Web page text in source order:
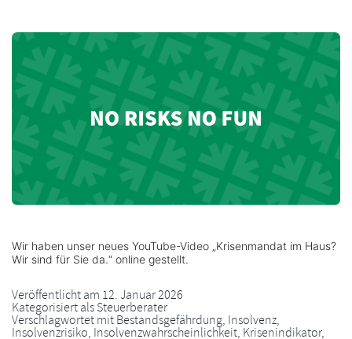
Wir haben unser neues YouTube-Video „Krisenmandat im Haus?
Wir sind für Sie da.“ online gestellt.
Veröffentlicht am 12. Januar 2026
Kategorisiert alsSteuerberater
Verschlagwortet mitBestandsgefährdung, Insolvenz,
Insolvenzrisiko, Insolvenzwahrscheinlichkeit, Krisenindikator,